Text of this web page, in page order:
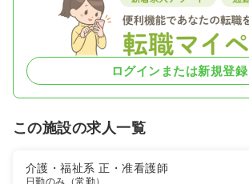
ログインまたは新規登録
この施設の求人一覧
介護・福祉系正・准看護師
日勤のみ（常勤）